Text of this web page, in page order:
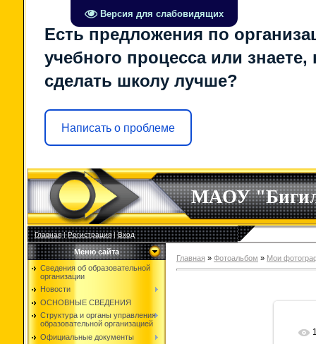
Версия для слабовидящих
Есть предложения по
учебного процесса или знаете,
сделать школу лучше?
Написать о проблеме
МАОУ
Главная|Регистрация|Вход
Меню сайта
Сведения об образовательной
организации
Новости
ОСНОВНЫЕ СВЕДЕНИЯ
Структура и органы управления
образовательной организацией
Официальные документы
Главная » Фотоальбом » Мои